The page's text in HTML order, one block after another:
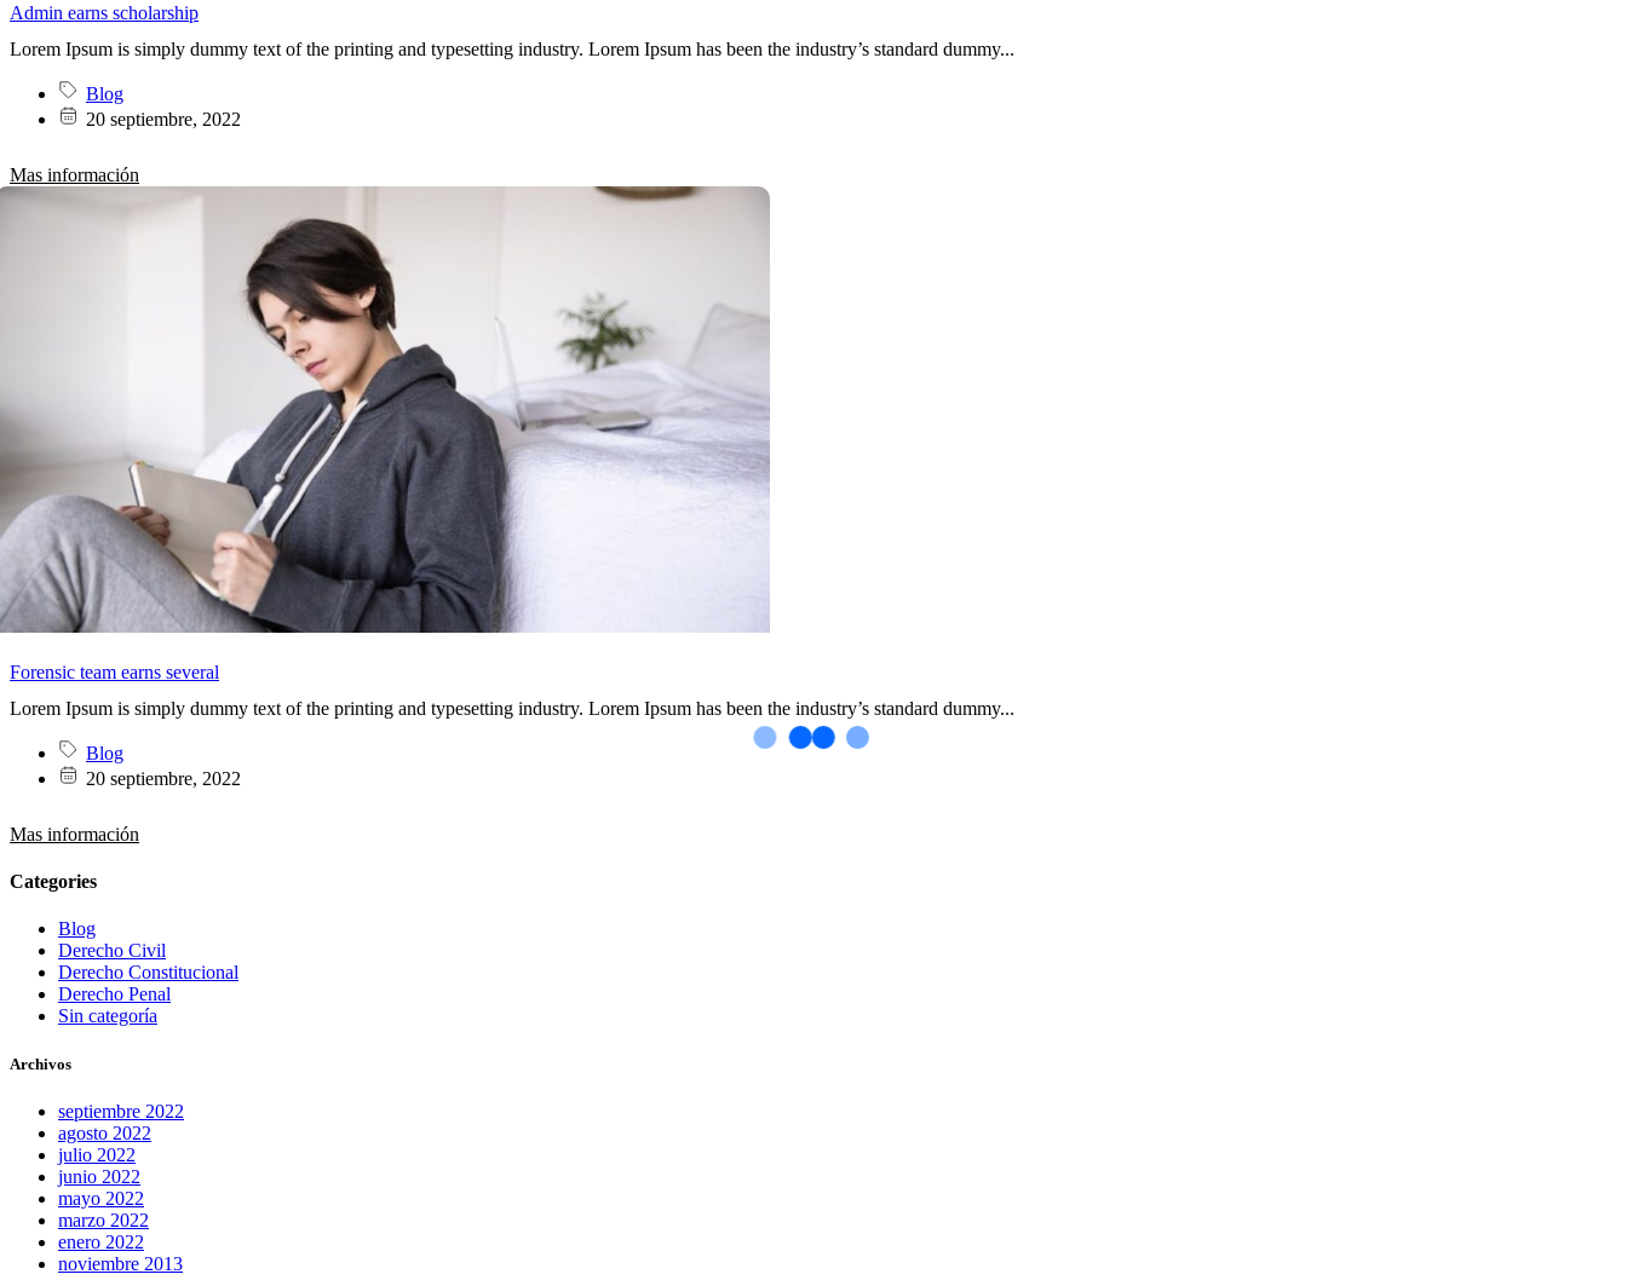
Admin earns scholarship
Lorem Ipsum is simply dummy text of the printing and typesetting industry. Lorem Ipsum has been the industry’s standard dummy...
Blog
20 septiembre, 2022
Mas información
Forensic team earns several
Lorem Ipsum is simply dummy text of the printing and typesetting industry. Lorem Ipsum has been the industry’s standard dummy...
Blog
20 septiembre, 2022
Mas información
Categories
Blog
Derecho Civil
Derecho Constitucional
Derecho Penal
Sin categoría
Archivos
septiembre 2022
agosto 2022
julio 2022
junio 2022
mayo 2022
marzo 2022
enero 2022
noviembre 2013